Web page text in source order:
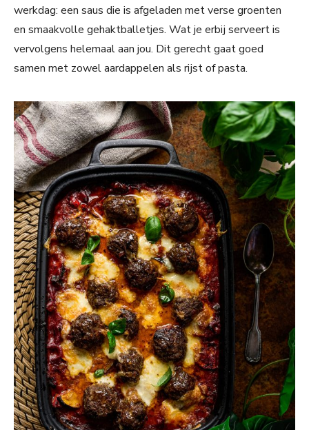
werkdag: een saus die is afgeladen met verse groenten
en smaakvolle gehaktballetjes. Wat je erbij serveert is
vervolgens helemaal aan jou. Dit gerecht gaat goed
samen met zowel aardappelen als rijst of pasta.